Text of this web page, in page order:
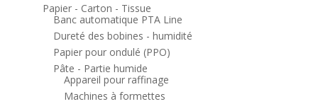
Papier - Carton - Tissue
Banc automatique PTA Line
Dureté des bobines - humidité
Papier pour ondulé (PPO)
Pâte - Partie humide
Appareil pour raffinage
Machines à formettes